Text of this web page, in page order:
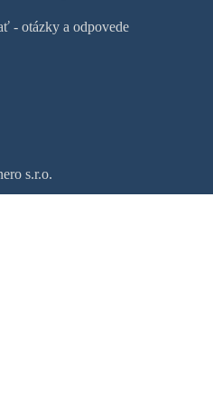
- otázky a odpovede
s.r.o.